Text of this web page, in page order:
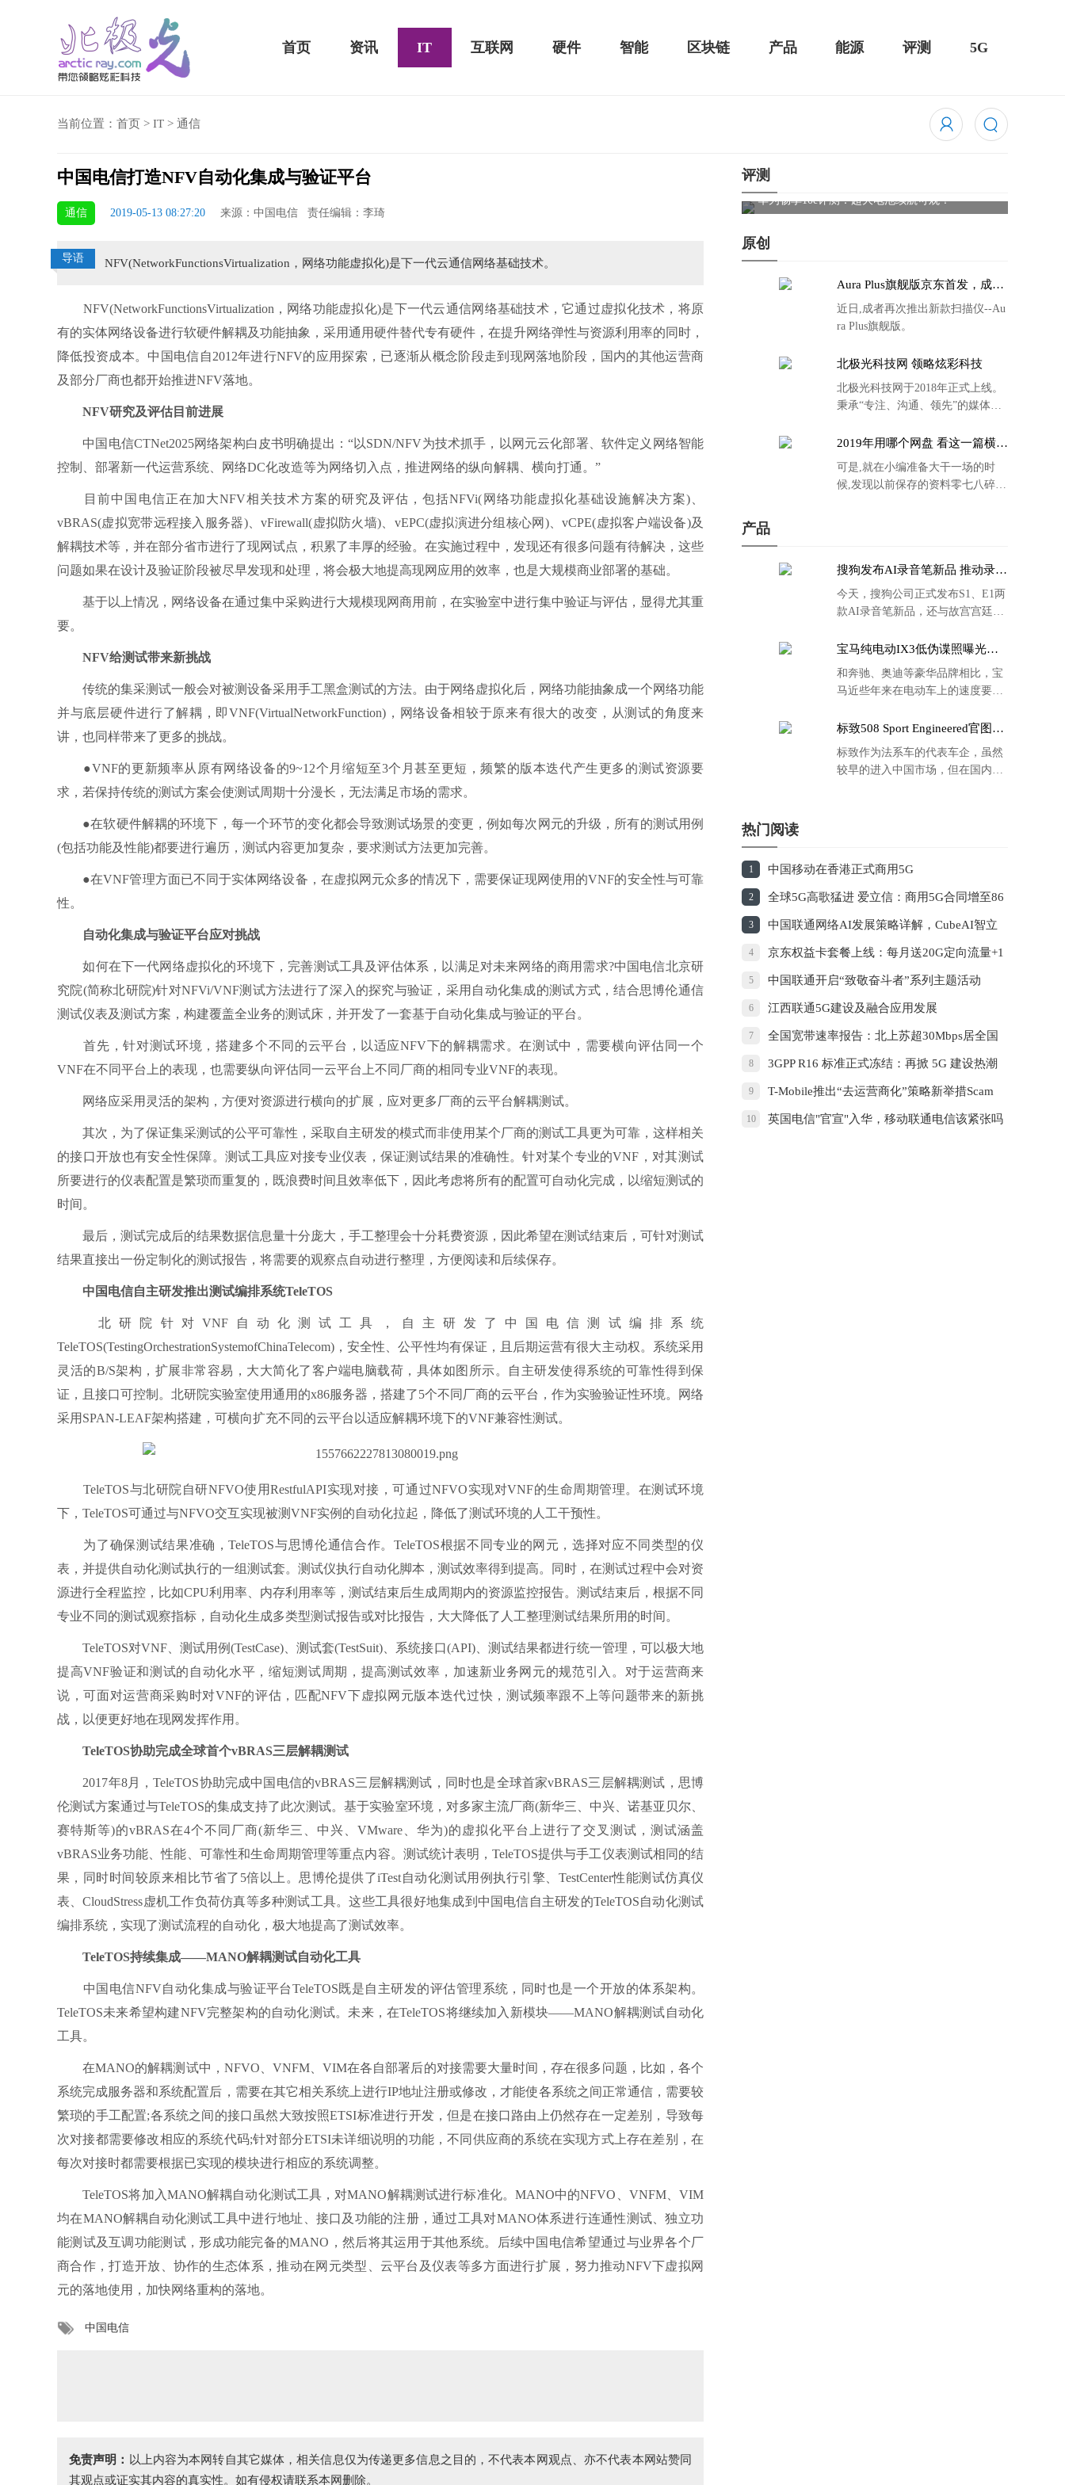
首页 资讯 IT 互联网 硬件 智能 区块链 产品 能源 评测 5G
当前位置： 首页 > IT > 通信
中国电信打造NFV自动化集成与验证平台
通信 2019-05-13 08:27:20 来源：中国电信 责任编辑：李琦
导语 NFV(NetworkFunctionsVirtualization，网络功能虚拟化)是下一代云通信网络基础技术。
NFV(NetworkFunctionsVirtualization，网络功能虚拟化)是下一代云通信网络基础技术，它通过虚拟化技术，将原
有的实体网络设备进行软硬件解耦及功能抽象，采用通用硬件替代专有硬件，在提升网络弹性与资源利用率的同时，
降低投资成本。中国电信自2012年进行NFV的应用探索，已逐渐从概念阶段走到现网落地阶段，国内的其他运营商
及部分厂商也都开始推进NFV落地。
NFV研究及评估目前进展
中国电信CTNet2025网络架构白皮书明确提出：“以SDN/NFV为技术抓手，以网元云化部署、软件定义网络智能
控制、部署新一代运营系统、网络DC化改造等为网络切入点，推进网络的纵向解耦、横向打通。”
目前中国电信正在加大NFV相关技术方案的研究及评估，包括NFVi(网络功能虚拟化基础设施解决方案)、
vBRAS(虚拟宽带远程接入服务器)、vFirewall(虚拟防火墙)、vEPC(虚拟演进分组核心网)、vCPE(虚拟客户端设备)及
解耦技术等，并在部分省市进行了现网试点，积累了丰厚的经验。在实施过程中，发现还有很多问题有待解决，这些
问题如果在设计及验证阶段被尽早发现和处理，将会极大地提高现网应用的效率，也是大规模商业部署的基础。
基于以上情况，网络设备在通过集中采购进行大规模现网商用前，在实验室中进行集中验证与评估，显得尤其重
要。
NFV给测试带来新挑战
传统的集采测试一般会对被测设备采用手工黑盒测试的方法。由于网络虚拟化后，网络功能抽象成一个网络功能
并与底层硬件进行了解耦，即VNF(VirtualNetworkFunction)，网络设备相较于原来有很大的改变，从测试的角度来
讲，也同样带来了更多的挑战。
●VNF的更新频率从原有网络设备的9~12个月缩短至3个月甚至更短，频繁的版本迭代产生更多的测试资源要
求，若保持传统的测试方案会使测试周期十分漫长，无法满足市场的需求。
●在软硬件解耦的环境下，每一个环节的变化都会导致测试场景的变更，例如每次网元的升级，所有的测试用例
(包括功能及性能)都要进行遍历，测试内容更加复杂，要求测试方法更加完善。
●在VNF管理方面已不同于实体网络设备，在虚拟网元众多的情况下，需要保证现网使用的VNF的安全性与可靠
性。
自动化集成与验证平台应对挑战
如何在下一代网络虚拟化的环境下，完善测试工具及评估体系，以满足对未来网络的商用需求?中国电信北京研
究院(简称北研院)针对NFVi/VNF测试方法进行了深入的探究与验证，采用自动化集成的测试方式，结合思博伦通信
测试仪表及测试方案，构建覆盖全业务的测试床，并开发了一套基于自动化集成与验证的平台。
首先，针对测试环境，搭建多个不同的云平台，以适应NFV下的解耦需求。在测试中，需要横向评估同一个
VNF在不同平台上的表现，也需要纵向评估同一云平台上不同厂商的相同专业VNF的表现。
网络应采用灵活的架构，方便对资源进行横向的扩展，应对更多厂商的云平台解耦测试。
其次，为了保证集采测试的公平可靠性，采取自主研发的模式而非使用某个厂商的测试工具更为可靠，这样相关
的接口开放也有安全性保障。测试工具应对接专业仪表，保证测试结果的准确性。针对某个专业的VNF，对其测试
所要进行的仪表配置是繁琐而重复的，既浪费时间且效率低下，因此考虑将所有的配置可自动化完成，以缩短测试的
时间。
最后，测试完成后的结果数据信息量十分庞大，手工整理会十分耗费资源，因此希望在测试结束后，可针对测试
结果直接出一份定制化的测试报告，将需要的观察点自动进行整理，方便阅读和后续保存。
中国电信自主研发推出测试编排系统TeleTOS
北研院针对VNF自动化测试工具，自主研发了中国电信测试编排系统
TeleTOS(TestingOrchestrationSystemofChinaTelecom)，安全性、公平性均有保证，且后期运营有很大主动权。系统采用
灵活的B/S架构，扩展非常容易，大大简化了客户端电脑载荷，具体如图所示。自主研发使得系统的可靠性得到保
证，且接口可控制。北研院实验室使用通用的x86服务器，搭建了5个不同厂商的云平台，作为实验验证性环境。网络
采用SPAN-LEAF架构搭建，可横向扩充不同的云平台以适应解耦环境下的VNF兼容性测试。
TeleTOS与北研院自研NFVO使用RestfulAPI实现对接，可通过NFVO实现对VNF的生命周期管理。在测试环境
下，TeleTOS可通过与NFVO交互实现被测VNF实例的自动化拉起，降低了测试环境的人工干预性。
为了确保测试结果准确，TeleTOS与思博伦通信合作。TeleTOS根据不同专业的网元，选择对应不同类型的仪
表，并提供自动化测试执行的一组测试套。测试仪执行自动化脚本，测试效率得到提高。同时，在测试过程中会对资
源进行全程监控，比如CPU利用率、内存利用率等，测试结束后生成周期内的资源监控报告。测试结束后，根据不同
专业不同的测试观察指标，自动化生成多类型测试报告或对比报告，大大降低了人工整理测试结果所用的时间。
TeleTOS对VNF、测试用例(TestCase)、测试套(TestSuit)、系统接口(API)、测试结果都进行统一管理，可以极大地
提高VNF验证和测试的自动化水平，缩短测试周期，提高测试效率，加速新业务网元的规范引入。对于运营商来
说，可面对运营商采购时对VNF的评估，匹配NFV下虚拟网元版本迭代过快，测试频率跟不上等问题带来的新挑
战，以便更好地在现网发挥作用。
TeleTOS协助完成全球首个vBRAS三层解耦测试
2017年8月，TeleTOS协助完成中国电信的vBRAS三层解耦测试，同时也是全球首家vBRAS三层解耦测试，思博
伦测试方案通过与TeleTOS的集成支持了此次测试。基于实验室环境，对多家主流厂商(新华三、中兴、诺基亚贝尔、
赛特斯等)的vBRAS在4个不同厂商(新华三、中兴、VMware、华为)的虚拟化平台上进行了交叉测试，测试涵盖
vBRAS业务功能、性能、可靠性和生命周期管理等重点内容。测试统计表明，TeleTOS提供与手工仪表测试相同的结
果，同时时间较原来相比节省了5倍以上。思博伦提供了iTest自动化测试用例执行引擎、TestCenter性能测试仿真仪
表、CloudStress虚机工作负荷仿真等多种测试工具。这些工具很好地集成到中国电信自主研发的TeleTOS自动化测试
编排系统，实现了测试流程的自动化，极大地提高了测试效率。
TeleTOS持续集成——MANO解耦测试自动化工具
中国电信NFV自动化集成与验证平台TeleTOS既是自主研发的评估管理系统，同时也是一个开放的体系架构。
TeleTOS未来希望构建NFV完整架构的自动化测试。未来，在TeleTOS将继续加入新模块——MANO解耦测试自动化
工具。
在MANO的解耦测试中，NFVO、VNFM、VIM在各自部署后的对接需要大量时间，存在很多问题，比如，各个
系统完成服务器和系统配置后，需要在其它相关系统上进行IP地址注册或修改，才能使各系统之间正常通信，需要较
繁琐的手工配置;各系统之间的接口虽然大致按照ETSI标准进行开发，但是在接口路由上仍然存在一定差别，导致每
次对接都需要修改相应的系统代码;针对部分ETSI未详细说明的功能，不同供应商的系统在实现方式上存在差别，在
每次对接时都需要根据已实现的模块进行相应的系统调整。
TeleTOS将加入MANO解耦自动化测试工具，对MANO解耦测试进行标准化。MANO中的NFVO、VNFM、VIM
均在MANO解耦自动化测试工具中进行地址、接口及功能的注册，通过工具对MANO体系进行连通性测试、独立功
能测试及互调功能测试，形成功能完备的MANO，然后将其运用于其他系统。后续中国电信希望通过与业界各个厂
商合作，打造开放、协作的生态体系，推动在网元类型、云平台及仪表等多方面进行扩展，努力推动NFV下虚拟网
元的落地使用，加快网络重构的落地。
中国电信
免责声明： 以上内容为本网转自其它媒体，相关信息仅为传递更多信息之目的，不代表本网观点、亦不代表本网站赞同
其观点或证实其内容的真实性。如有侵权请联系本网删除。
评测
华为畅享10e评测：超大电池续航可观！
原创
Aura Plus旗舰版京东首发，成者
近日,成者再次推出新款扫描仪--Au
ra Plus旗舰版。
北极光科技网 领略炫彩科技
北极光科技网于2018年正式上线。
秉承“专注、沟通、领先”的媒体理
2019年用哪个网盘 看这一篇横评
可是,就在小编准备大干一场的时
候,发现以前保存的资料零七八碎,
产品
搜狗发布AI录音笔新品 推动录音
今天，搜狗公司正式发布S1、E1两
款AI录音笔新品，还与故宫宫廷文
的故宫宫廷联名款。
宝马纯电动IX3低伪谍照曝光：
和奔驰、奥迪等豪华品牌相比，宝
马近些年来在电动车上的速度要慢
标致508 Sport Engineered官图发
标致作为法系车的代表车企，虽然
较早的进入中国市场，但在国内的
热门阅读
1 中国移动在香港正式商用5G
2 全球5G高歌猛进 爱立信：商用5G合同增至86
个
3 中国联通网络AI发展策略详解，CubeAI智立
方平台正式发布
4 京东权益卡套餐上线：每月送20G定向流量+1
年爱奇艺会员
5 中国联通开启“致敬奋斗者”系列主题活动
6 江西联通5G建设及融合应用发展
7 全国宽带速率报告：北上苏超30Mbps居全国
前三
8 3GPP R16 标准正式冻结：再掀 5G 建设热潮
9 T-Mobile推出“去运营商化”策略新举措Scam
Shield
10 英国电信"官宣"入华，移动联通电信该紧张吗